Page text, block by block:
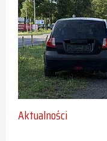
Aktualności